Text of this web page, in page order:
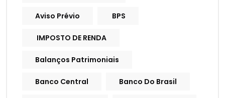
Aviso Prévio BPS
IMPOSTO DE RENDA
Balanços Patrimoniais
Banco Central Banco Do Brasil